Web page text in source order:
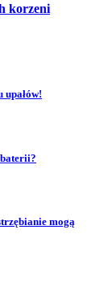
korzeni
upałów!
mogą